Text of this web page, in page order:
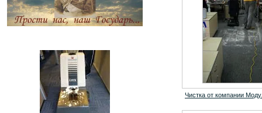
Чистка от компании